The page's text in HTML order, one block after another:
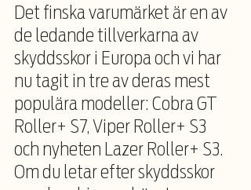
Det finska varumärket är en av
de ledande tillverkarna av
skyddsskor i Europa och vi har
nu tagit in tre av deras mest
populära modeller: Cobra GT
Roller+ S7, Viper Roller+ S3
och nyheten Lazer Roller+ S3.
Om du letar efter skyddsskor